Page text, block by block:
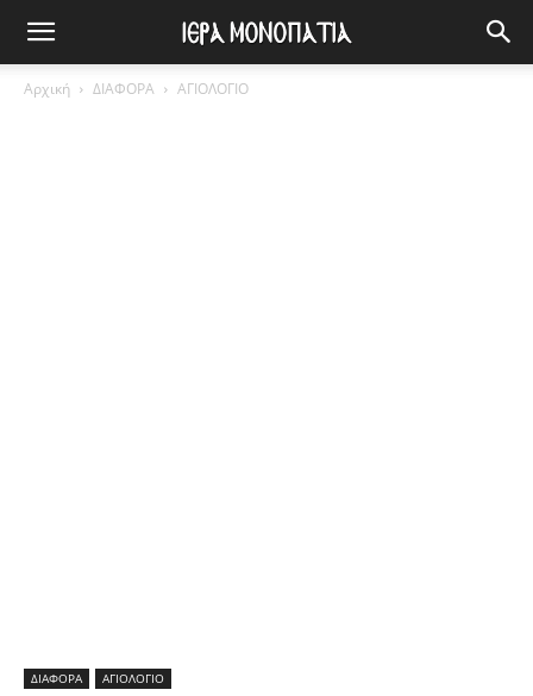
Αρχική ΔΙΑΦΟΡΑ ΑΓΙΟΛΟΓΙΟ
ΔΙΑΦΟΡΑ ΑΓΙΟΛΟΓΙΟ